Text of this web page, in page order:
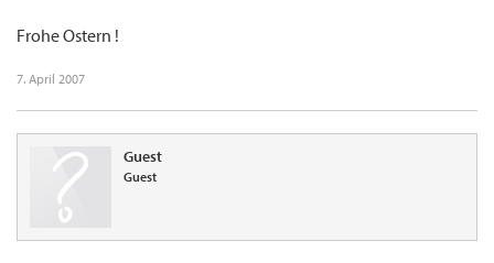
Frohe Ostern !
7. April 2007
Guest
Guest